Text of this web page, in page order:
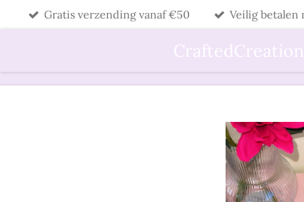
hoofdinhoud
Gratis verzending vanaf €50 Veilig betalen